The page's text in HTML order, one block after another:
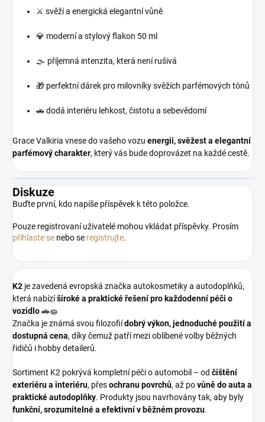
⚔️ svěží a energická elegantní vůně
💎 moderní a stylový flakon 50 ml
🌫️ příjemná intenzita, která není rušivá
🎁 perfektní dárek pro milovníky svěžích parfémových tónů
🚗 dodá interiéru lehkost, čistotu a sebevědomí
Grace Valkiria vnese do vašeho vozu energii, svěžest a elegantní
parfémový charakter, který vás bude doprovázet na každé cestě.
Diskuze
Buďte první, kdo napíše příspěvek k této položce.
Pouze registrovaní uživatelé mohou vkládat příspěvky. Prosím
přihlaste se nebo se registrujte.
K2 je zavedená evropská značka autokosmetiky a autodoplňků,
která nabízíširoké a praktické řešení pro každodenní péči o
vozidlo🚗🧽
Značka je známá svou filozofiídobrý výkon, jednoduché použití a
dostupná cena, díky čemuž patří mezi oblíbené volby běžných
řidičů i hobby detailerů.
Sortiment K2 pokrývá kompletní péči o automobil – od čištění
exteriéru a interiéru, přesochranu povrchů, až povůně do auta a
praktické autodoplňky. Produkty jsou navrhovány tak, aby byly
funkční, srozumitelné a efektivní v běžném provozu.